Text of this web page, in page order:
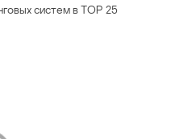
систем в TOP 25